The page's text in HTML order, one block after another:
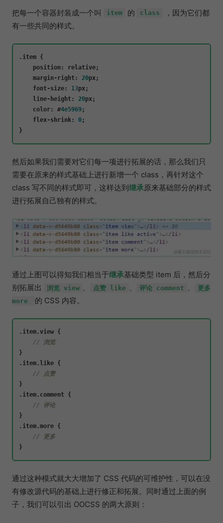
把每一个容器封装成一个叫 item 的 class
，因为它们都
有一些共同的样式。
.item {
    position
:
relative;
    margin-right
: 20px;
    font-size
: 13px;
    line-height
: 20px;
    color
: #4e5969;
    flex-shrink
: 0
}
然后如果我们需要对它们每一项进行拓展的话，那么我们只
需要在原来的样式基础上进行新增一个 class，再针对这个
class 写不同的样式即可，这样达到继承原来基础部分的样式
进行拓展自己独有的样式。
通过上图可以得知我们相当于继承基础类型 item 后，然后分
别拓展出
浏览 view 、 点赞 like 、 评论 comment 、
更多
more
的 CSS 内容。
.item.view {
// 浏览
}
.item.like {
// 点赞
}
.item.comment {
// 评论
}
.item.more {
// 更多
}
通过这种模式就大大增加了 CSS 代码的可维护性，可以在没
有修改源代码的基础上进行修正和拓展。同时通过上面的例
子，我们可以引出 OOCSS 的两大原则：